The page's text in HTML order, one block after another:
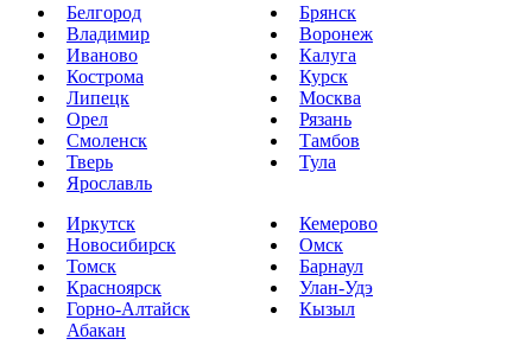
Белгород
Брянск
Владимир
Воронеж
Иваново
Калуга
Кострома
Курск
Липецк
Москва
Орел
Рязань
Смоленск
Тамбов
Тверь
Тула
Ярославль
Иркутск
Кемерово
Новосибирск
Омск
Томск
Барнаул
Красноярск
Улан-Удэ
Горно-Алтайск
Кызыл
Абакан